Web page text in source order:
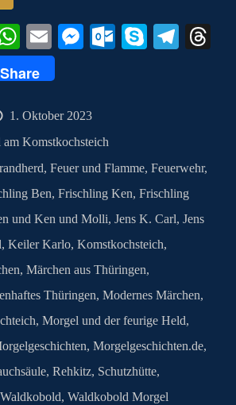
W
ha
ts
A
pp
E
m
ail
M
ng
er
O
o
m
S
Te
Share
1. Oktober 2023
Komstkochsteich
,Feuer und Flamme,Feuerwehr,
Ben, Frischling Ken, Frischling
und Ken und Molli, Jens K. Carl, Jens
, Keiler Karlo, Komstkochsteich,
, Märchen aus Thüringen,
Thüringen, Modernes Märchen,
, Morgel und der feurige Held,
, Morgelgeschichten.de,
, Rehkitz, Schutzhütte,
Waldkobold, Waldkobold Morgel